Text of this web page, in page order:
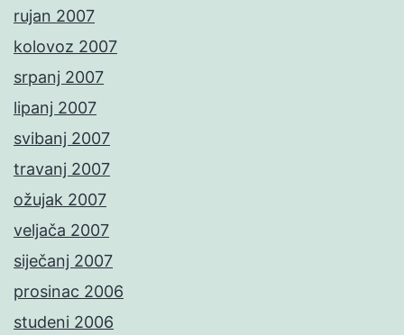
rujan 2007
kolovoz 2007
srpanj 2007
lipanj 2007
svibanj 2007
travanj 2007
ožujak 2007
veljača 2007
siječanj 2007
prosinac 2006
studeni 2006